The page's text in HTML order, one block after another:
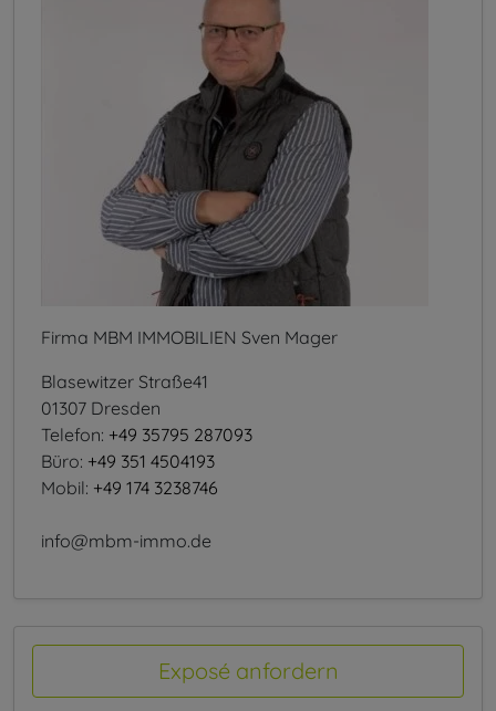
Firma MBM IMMOBILIEN Sven Mager
Blasewitzer Straße41
01307 Dresden
Telefon: +49 35795 287093
Büro: +49 351 4504193
Mobil: +49 174 3238746
info@mbm-immo.de
Exposé anfordern